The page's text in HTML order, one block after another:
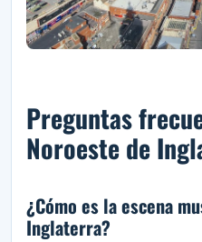
Preguntas
Noroeste de
¿Cómo es la escena
Inglaterra?